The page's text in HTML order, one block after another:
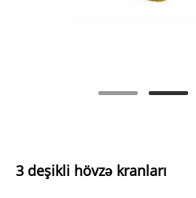
3 deşikli hövzə kranları